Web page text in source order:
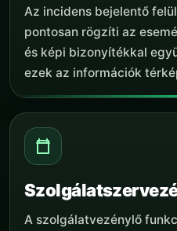
Az incidens bejelentő
pontosan rögzíti az
és képi bizonyítékkal
ezek az információk
A szolgálatvezénylő